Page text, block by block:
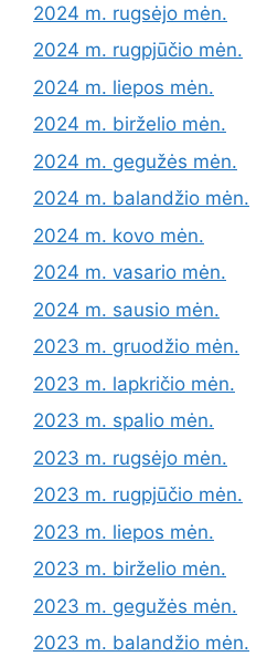
2024 m. rugsėjo mėn.
2024 m. rugpjūčio mėn.
2024 m. liepos mėn.
2024 m. birželio mėn.
2024 m. gegužės mėn.
2024 m. balandžio mėn.
2024 m. kovo mėn.
2024 m. vasario mėn.
2024 m. sausio mėn.
2023 m. gruodžio mėn.
2023 m. lapkričio mėn.
2023 m. spalio mėn.
2023 m. rugsėjo mėn.
2023 m. rugpjūčio mėn.
2023 m. liepos mėn.
2023 m. birželio mėn.
2023 m. gegužės mėn.
2023 m. balandžio mėn.